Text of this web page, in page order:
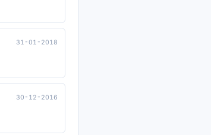
31-01-2018
30-12-2016